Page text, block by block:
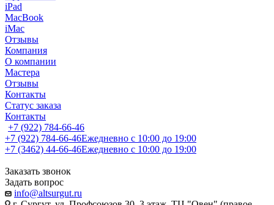
iPad
MacBook
iMac
Отзывы
Компания
О компании
Мастера
Отзывы
Контакты
Статус заказа
Контакты
+7 (922) 784-66-46
+7 (922) 784-66-46Ежедневно с 10:00 до 19:00
+7 (3462) 44-66-46Ежедневно с 10:00 до 19:00
Заказать звонок
Задать вопрос
info@altsurgut.ru